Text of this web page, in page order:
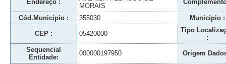
Endereço :
MORAIS
Cód.Município : 355030 Município :
CEP : 05420000
Tipo
:
Sequencial
Entidade:
000000197950 Origem